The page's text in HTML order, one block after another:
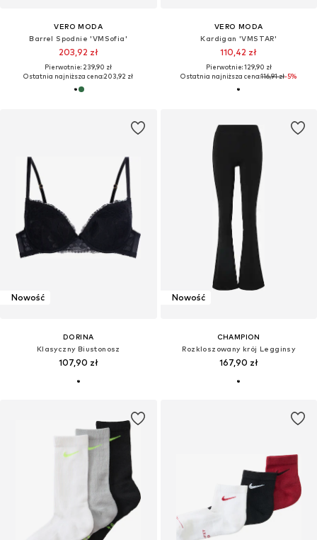
VERO MODA
Barrel Spodnie 'VMSofia'
203,92 zł
Pierwotnie: 239,90 zł
Ostatnia najniższa cena:203,92 zł
VERO MODA
Kardigan 'VMSTAR'
110,42 zł
Pierwotnie: 129,90 zł
Ostatnia najniższa cena:116,91 zł-5%
Nowość
DORINA
Klasyczny Biustonosz
107,90 zł
Nowość
CHAMPION
Rozkloszowany krój Legginsy
167,90 zł